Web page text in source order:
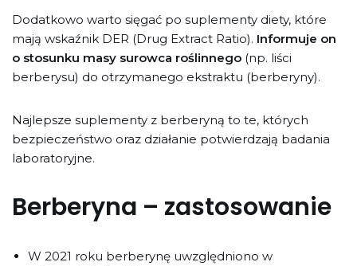
Dodatkowo warto sięgać po suplementy diety, które
mają wskaźnik DER (Drug Extract Ratio). Informuje on
o stosunku masy surowca roślinnego (np. liści
berberysu) do otrzymanego ekstraktu (berberyny).
Najlepsze suplementy z berberyną to te, których
bezpieczeństwo oraz działanie potwierdzają badania
laboratoryjne.
Berberyna – zastosowanie
W 2021 roku berberynę uwzględniono w